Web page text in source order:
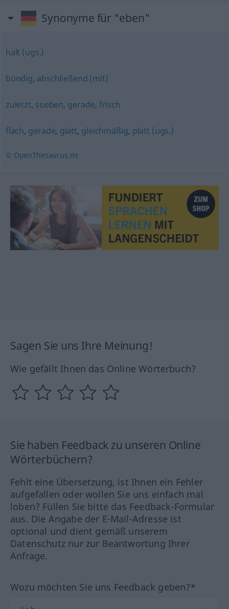
Synonyme für "eben"
halt (ugs.)
bündig, abschließend (mit)
zuletzt, soeben, gerade, frisch
flach, gerade, glatt, gleichmäßig, platt (ugs.)
© OpenThesaurus.de
Sagen Sie uns Ihre Meinung!
Wie gefällt Ihnen das Online Wörterbuch?
Sie haben Feedback zu unseren Online
Wörterbüchern?
Fehlt eine Übersetzung, ist Ihnen ein Fehler
aufgefallen oder wollen Sie uns einfach mal
loben? Füllen Sie bitte das Feedback-Formular
aus. Die Angabe der E-Mail-Adresse ist
optional und dient gemäß unserem
Datenschutz nur zur Beantwortung Ihrer
Anfrage.
Wozu möchten Sie uns Feedback geben?*